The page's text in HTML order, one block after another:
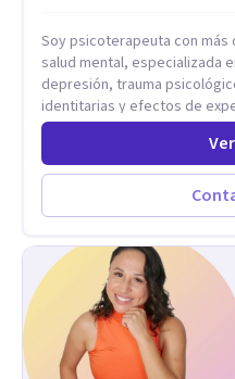
Soy psicoterapeuta con más
salud mental, especializada
depresión, trauma
identitarias y efectos de
Ofrezco un espacio
profundamente humano,
transformarse en
psicoanálisis, terapia
respiración neurodinámica,
Psicología Analítica
perspectivas
simbólico con el
proceso terapéutico es
personalizada.